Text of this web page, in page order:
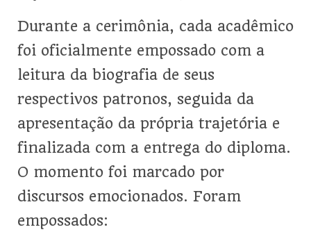
Durante a cerimônia, cada acadêmico
foi oficialmente empossado com a
leitura da biografia de seus
respectivos patronos, seguida da
apresentação da própria trajetória e
finalizada com a entrega do diploma.
O momento foi marcado por
discursos emocionados. Foram
empossados: